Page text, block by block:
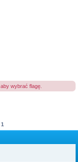
aby wybrać flagę.
1